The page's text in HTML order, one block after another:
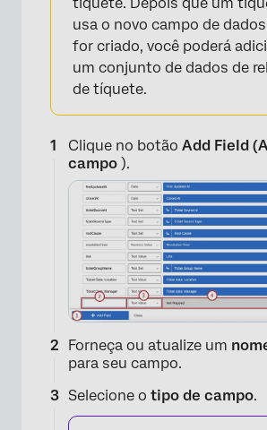
usa o novo campo de
for criado, você poderá
um conjunto de dados de
de tíquete.
Clique no botão Add Field
campo ).
Forneça ou atualize um
para seu campo.
Selecione o tipo de campo.